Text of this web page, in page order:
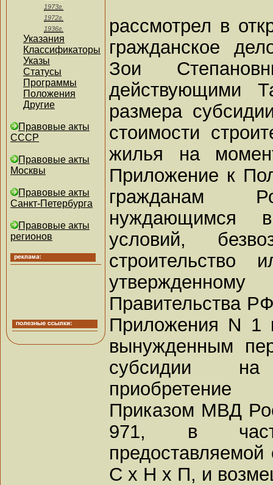
1973г.
1972г.
1936г.
Указания
Классификаторы
Указы
Статусы
Программы
Положения
Другие
Правовые акты
СССР
Правовые акты
Москвы
Правовые акты
Санкт-Петербурга
Правовые акты
регионов
рассмотрел в
гражданское
Зои
действующими
размера
стоимости
жилья на
Приложение к
гражданам
нуждающимся
условий,
строительство
Правительства
Приложения N 1
вынужденным
субсидии на
приобретение
Приказом МВД
971, в
С х Н х П, и